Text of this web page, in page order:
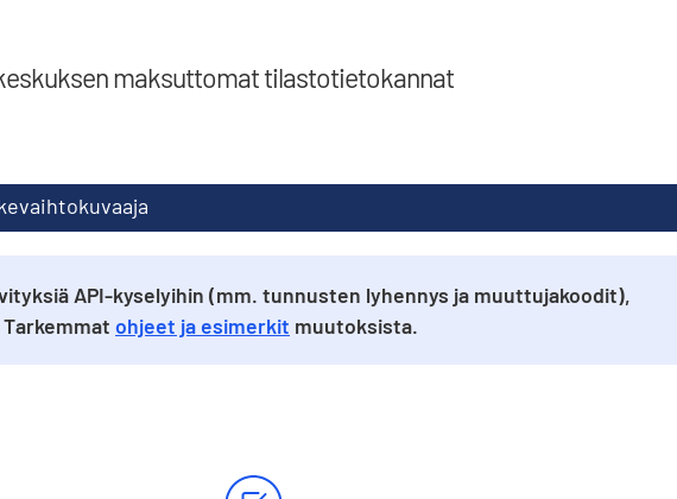
maksuttomat tilastotietokannat
API-kyselyihin (mm. tunnusten lyhennys ja muuttujakoodit),
ohjeet ja esimerkit muutoksista.